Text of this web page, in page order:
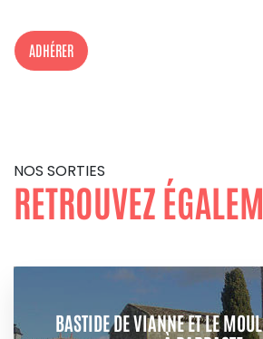
ADHÉRER
NOS SORTIES
RETROUVEZ
BASTIDE DE VIANNE ET LE